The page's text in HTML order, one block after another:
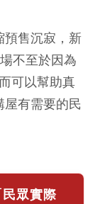
預售沉寂，新
不至於因為
可以幫助真
屋有需要的民
眾實際